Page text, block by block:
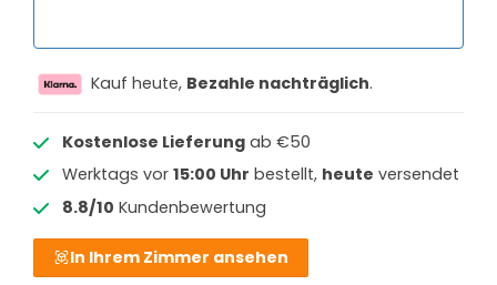
Kauf heute, Bezahle nachträglich.
Kostenlose Lieferungab €50
Werktags vor 15:00 Uhr bestellt, heute versendet
8.8/10 Kundenbewertung
In Ihrem Zimmer ansehen